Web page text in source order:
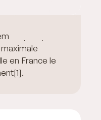
puni par le
en France le